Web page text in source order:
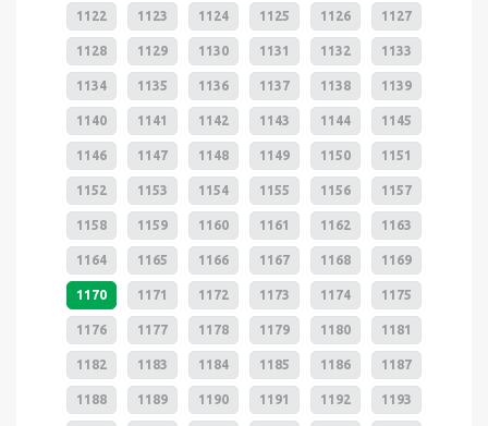
1122 1123 1124 1125 1126 1127
1128 1129 1130 1131 1132 1133
1134 1135 1136 1137 1138 1139
1140 1141 1142 1143 1144 1145
1146 1147 1148 1149 1150 1151
1152 1153 1154 1155 1156 1157
1158 1159 1160 1161 1162 1163
1164 1165 1166 1167 1168 1169
1170 1171 1172 1173 1174 1175
1176 1177 1178 1179 1180 1181
1182 1183 1184 1185 1186 1187
1188 1189 1190 1191 1192 1193